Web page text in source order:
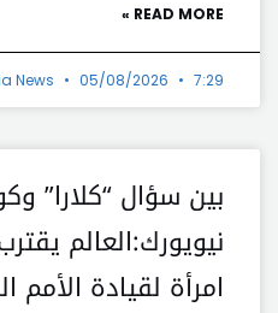
READ MORE »
News 05/08/2026 7:29 م
بين سؤال “كلارا”
نيويورك:العالم
امرأة لقيادة الأمم